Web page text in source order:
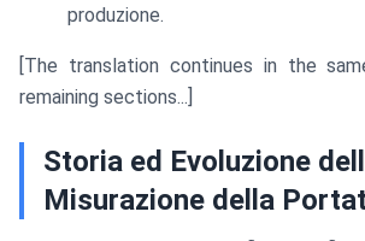
produzione.
[The translation continues in the
remaining sections...]
Storia ed Evoluzione
Misurazione della